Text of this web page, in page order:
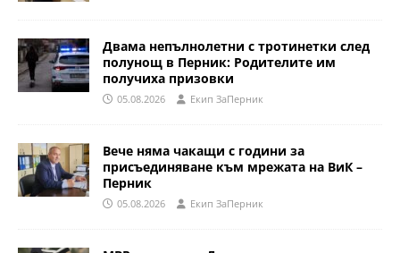
Двама непълнолетни с тротинетки след
полунощ в Перник: Родителите им
получиха призовки
05.08.2026 Eкип ЗаПерник
Вече няма чакащи с години за
присъединяване към мрежата на ВиК –
Перник
05.08.2026 Eкип ЗаПерник